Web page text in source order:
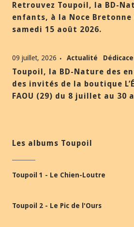
Retrouvez Toupoil, la BD-
enfants, à la Noce Bretonne
samedi 15 août 2026.
09 juillet, 2026 Actualité Dédicace
Toupoil, la BD-Nature des
des invités de la boutique
FAOU (29) du 8 juillet au 30
Les albums Toupoil
Toupoil 1 - Le Chien-Loutre
Toupoil 2 - Le Pic de l'Ours